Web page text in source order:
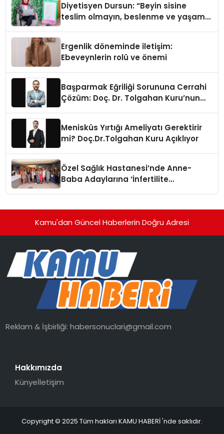
Diyetisyen Dursun: “Beyin sisine
teslim olmayın, beslenme ve yaşam
Ergenlik döneminde iletişim:
Ebeveynlerin rolü ve önemi
Başparmak Eğriliği Sorununa Cerrahi
Çözüm: Doç. Dr. Tolgahan Kuru’nun
Menisküs Yırtığı Ameliyatı Gerektirir
mi? Doç.Dr.Tolgahan Kuru Açıklıyor
Özel Sağlık Hastanesi’nde Anne-
Baba Adaylarına ‘İnfertilite
Kamu'dan Güncel Haberlerin Doğru Adresi
Reklam & İşbirliği:habersonuclari@gmail.com
Hakkımızda
Künyeİletişim
Copyright © 2025 Tüm hakları KAMU HABERİ 'nde saklıdır.